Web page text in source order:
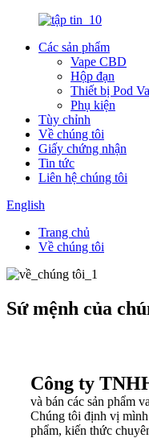
Các sản phẩm
Vape CBD
Hộp đạn
Thiết bị Pod
Phụ kiện
Tùy chỉnh
Về chúng tôi
Giấy chứng nhận
Tin tức
Liên hệ chúng tôi
English
Trang chủ
Về chúng tôi
Sứ mệnh của
Công ty
và bán các sản phẩm
Chúng tôi định vị mình
phẩm, kiến ​​thức